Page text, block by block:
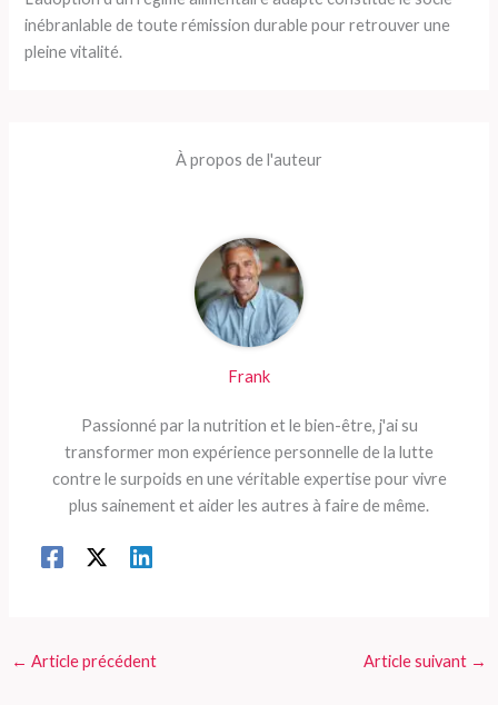
inébranlable de toute rémission durable pour retrouver une
pleine vitalité.
À propos de l'auteur
Frank
Passionné par la nutrition et le bien-être, j'ai su
transformer mon expérience personnelle de la lutte
contre le surpoids en une véritable expertise pour vivre
plus sainement et aider les autres à faire de même.
← Article précédent Article suivant →